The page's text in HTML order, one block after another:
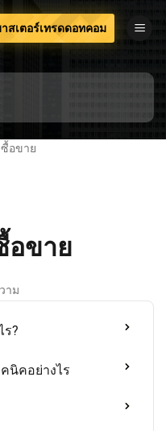
าสเตอร์เทรดดอทคอม
อขาย
อขาย
าม
?
นิคอย่างไร